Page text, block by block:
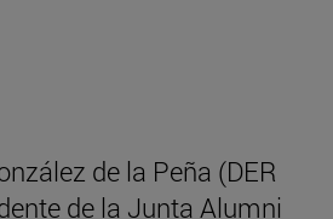
de la Peña (DER
de la Junta Alumni